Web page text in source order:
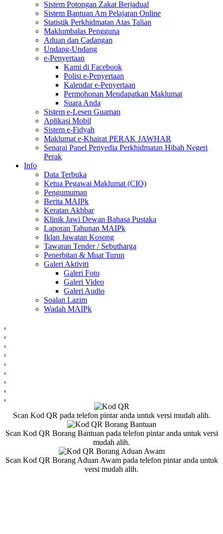
Sistem Potongan Zakat Berjadual
Sistem Bantuan Am Pelajaran Online
Statistik Perkhidmatan Atas Talian
Maklumbalas Pengguna
Aduan dan Cadangan
Undang-Undang
e-Penyertaan
Kami di Facebook
Polisi e-Penyertaan
Kalendar e-Penyertaan
Permohonan Mendapatkan Maklumat
Suara Anda
Sistem e-Lesen Guaman
Aplikasi Mobil
Sistem e-Fidyah
Maklumat e-Khairat PERAK JAWHAR
Senarai Panel Penyedia Perkhidmatan Hibah Negeri
Perak
Info
Data Terbuka
Ketua Pegawai Maklumat (CIO)
Pengumuman
Berita MAIPk
Keratan Akhbar
Klinik Jawi Dewan Bahasa Pustaka
Laporan Tahunan MAIPk
Iklan Jawatan Kosong
Tawaran Tender / Sebutharga
Penerbitan & Muat Turun
Galeri Aktiviti
Galeri Foto
Galeri Video
Galeri Audio
Soalan Lazim
Wadah MAIPk
.
.
.
.
.
.
.
.
.
Scan Kod QR pada telefon pintar anda untuk versi mudah alih.
Scan Kod QR Borang Bantuan pada telefon pintar anda untuk versi
mudah alih.
Scan Kod QR Borang Aduan Awam pada telefon pintar anda untuk
versi mudah alih.